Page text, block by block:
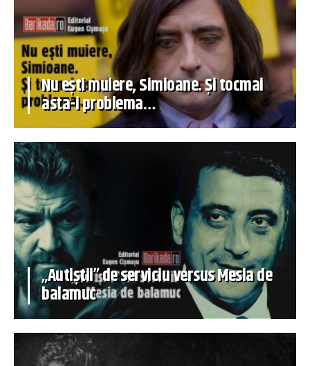
Nu ești muiere, Simioane. Și tocmai
asta-i problema…
„Autiștii” de serviciu versus Mesia de
balamuc